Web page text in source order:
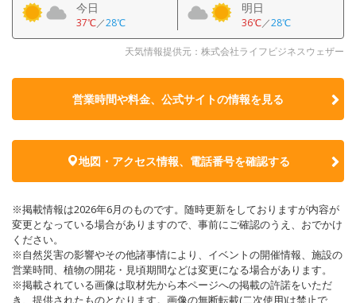
今日
37℃／28℃
明日
36℃／28℃
天気情報提供元：株式会社ライフビジネスウェザー
営業時間や料金、公式サイトの情報を見る
地図・アクセス情報、電話番号を確認する
※掲載情報は2026年6月のものです。随時更新をしておりますが内容が
変更となっている場合がありますので、事前にご確認のうえ、おでかけ
ください。
※自然災害の影響やその他諸事情により、イベントの開催情報、施設の
営業時間、植物の開花・見頃期間などは変更になる場合があります。
※掲載されている画像は取材先から本ページへの掲載の許諾をいただ
き、提供されたものとなります。画像の無断転載(二次使用)は禁止で